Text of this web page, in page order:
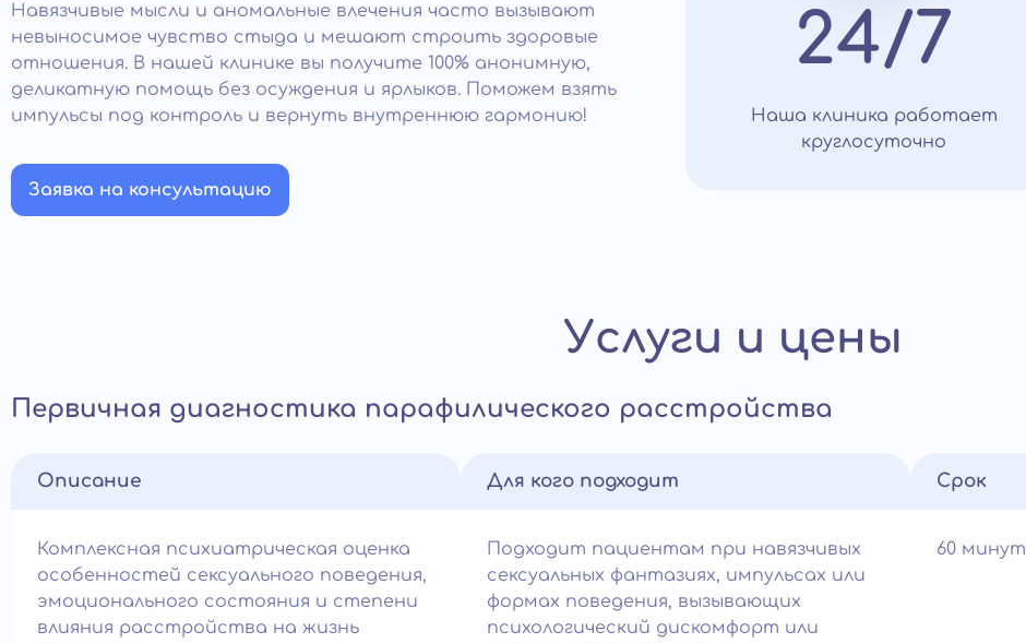
Навязчивые мысли и аномальные влечения часто вызывают
невыносимое чувство стыда и мешают строить здоровые
отношения. В нашей клинике вы получите 100% анонимную,
деликатную помощь без осуждения и ярлыков. Поможем взять
импульсы под контроль и вернуть внутреннюю гармонию!
Заявка на консультацию
24/7
Наша клиника работает
круглосуточно
Услуги и цены
Первичная диагностика парафилического расстройства
Описание
Комплексная психиатрическая оценка
особенностей сексуального поведения,
эмоционального состояния и степени
влияния расстройства на жизнь
Для кого подходит
Подходит пациентам при навязчивых
сексуальных фантазиях, импульсах или
формах поведения, вызывающих
психологический дискомфорт или
Срок
60 минут